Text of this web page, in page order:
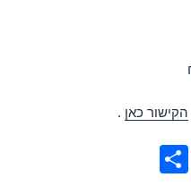
הקישור כאן .
T